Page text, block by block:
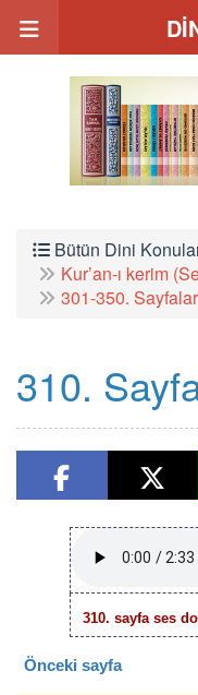
Bütün Dini
Kur’an-ı kerim
301-350. Sayfalar
310.
310. sayfa ses
Önceki sayfa